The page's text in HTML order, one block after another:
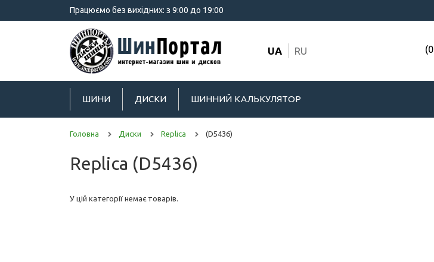
Працюємо без вихідних: з 9:00 до 19:00
UA RU
ШИНИ ДИСКИ ШИННИЙ КАЛЬКУЛЯТОР
Головна Диски Replica (D5436)
Replica (D5436)
У цій категорії немає товарів.